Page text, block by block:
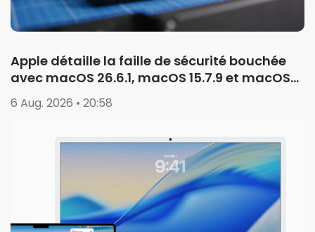
Apple détaille la faille de sécurité bouchée
avec macOS 26.6.1, macOS 15.7.9 et macOS
14.8.9
6 Aug. 2026 • 20:58